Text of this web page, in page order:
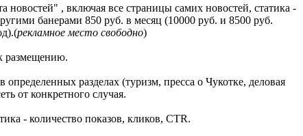
новостей" , включая все страницы самих новостей, статика -
банерами 850 руб. в месяц (10000 руб. и 8500 руб.
рекламное место свободно)
размещению.
разделах (туризм, пресса о Чукотке, деловая
от конкретного случая.
- количество показов, кликов, CTR.